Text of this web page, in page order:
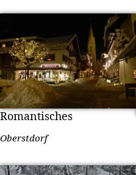
Romantisches
Oberstdorf